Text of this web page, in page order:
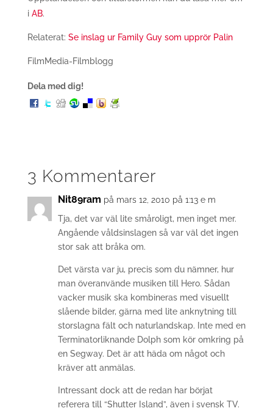
i AB.
Relaterat: Se inslag ur Family Guy som upprör Palin
FilmMedia-Filmblogg
Dela med dig!
3 Kommentarer
Nit89ram på mars 12, 2010 på 1:13 e m
Tja, det var väl lite småroligt, men inget mer.
Angående våldsinslagen så var väl det ingen
stor sak att bråka om.
Det värsta var ju, precis som du nämner, hur
man överanvände musiken till Hero. Sådan
vacker musik ska kombineras med visuellt
slående bilder, gärna med lite anknytning till
storslagna fält och naturlandskap. Inte med en
Terminatorliknande Dolph som kör omkring på
en Segway. Det är att häda om något och
kräver att anmälas.
Intressant dock att de redan har börjat
referera till “Shutter Island”, även i svensk TV.